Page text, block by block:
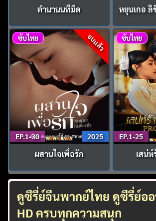
ตำนานนทีมืด หยุนเกอ ลิ
จบแล้ว
ซับไทย
EP.1-30 2025
ผสานใจเพื่อรัก
ซับไทย
EP.1-25
เสน่
ดูซีรี่ย์จีนพากย์ไทย ดูซีรี่ย์อ
HD ครบทุกความสนุก